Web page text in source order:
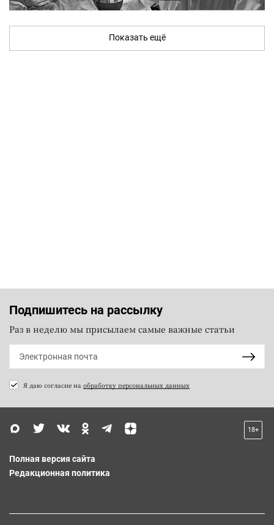
Показать ещё
Подпишитесь на рассылку
Раз в неделю мы присылаем самые важные статьи
Я даю согласие на обработку персональных данных
18+
Полная версия сайта
Редакционная политика